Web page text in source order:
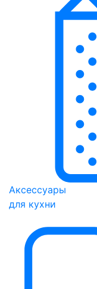
Аксессуары
для кухни